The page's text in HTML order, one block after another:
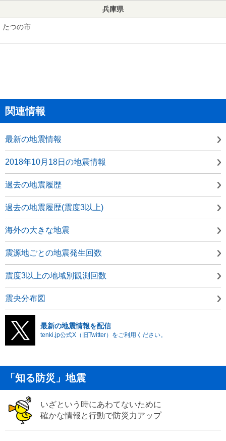
兵庫県
たつの市
関連情報
最新の地震情報
2018年10月18日の地震情報
過去の地震履歴
過去の地震履歴(震度3以上)
海外の大きな地震
震源地ごとの地震発生回数
震度3以上の地域別観測回数
震央分布図
最新の地震情報を配信
tenki.jp公式X（旧Twitter）をご利用ください。
「知る防災」地震
いざという時にあわてないために
確かな情報と行動で防災力アップ